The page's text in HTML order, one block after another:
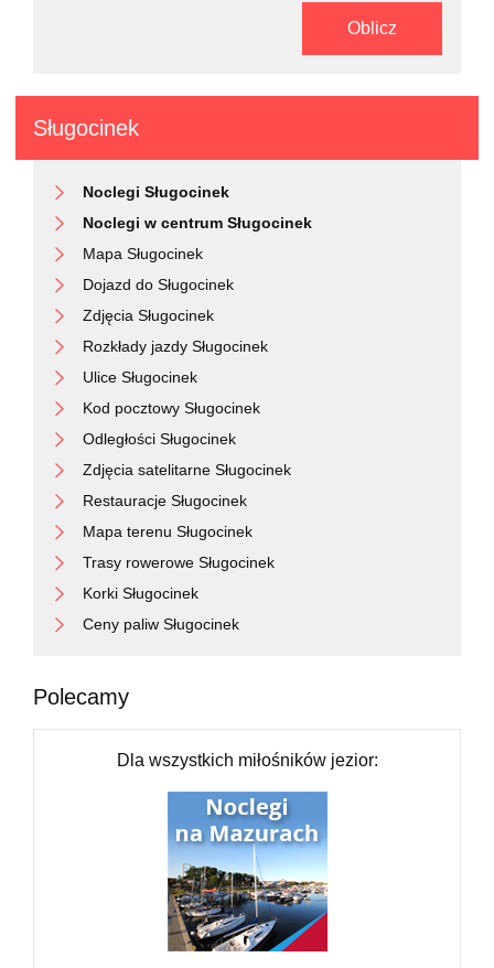
Oblicz
Sługocinek
Noclegi Sługocinek
Noclegi w centrum Sługocinek
Mapa Sługocinek
Dojazd do Sługocinek
Zdjęcia Sługocinek
Rozkłady jazdy Sługocinek
Ulice Sługocinek
Kod pocztowy Sługocinek
Odległości Sługocinek
Zdjęcia satelitarne Sługocinek
Restauracje Sługocinek
Mapa terenu Sługocinek
Trasy rowerowe Sługocinek
Korki Sługocinek
Ceny paliw Sługocinek
Polecamy
Dla wszystkich miłośników jezior: